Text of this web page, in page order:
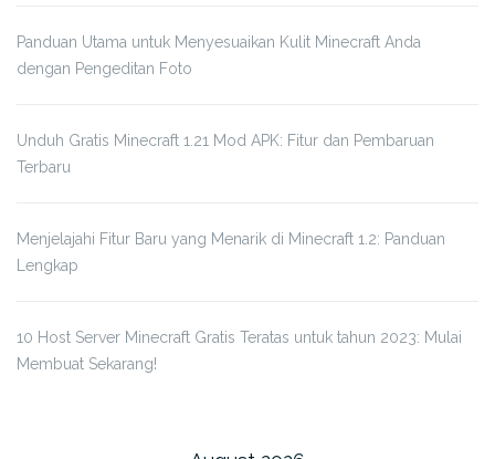
Panduan Utama untuk Menyesuaikan Kulit Minecraft Anda
dengan Pengeditan Foto
Unduh Gratis Minecraft 1.21 Mod APK: Fitur dan Pembaruan
Terbaru
Menjelajahi Fitur Baru yang Menarik di Minecraft 1.2: Panduan
Lengkap
10 Host Server Minecraft Gratis Teratas untuk tahun 2023: Mulai
Membuat Sekarang!